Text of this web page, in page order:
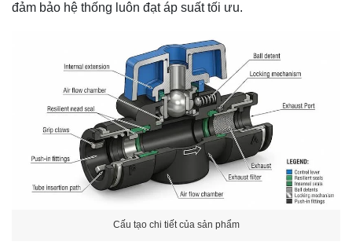
đảm bảo hệ thống luôn đạt áp suất tối ưu.
Cấu tạo chi tiết của sản phẩm